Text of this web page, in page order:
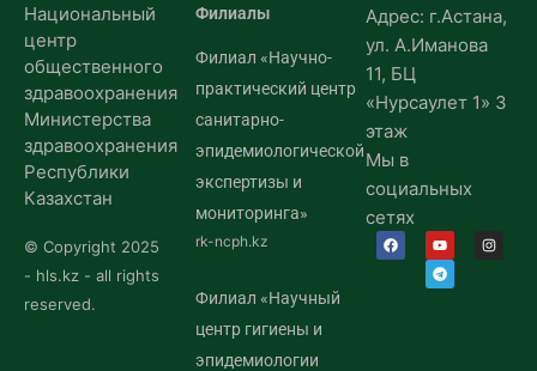
Национальный
центр
общественного
здравоохранения
Министерства
здравоохранения
Республики
Казахстан
© Copyright 2025
- hls.kz - all rights
reserved.
Филиалы
Филиал «Научно-
практический центр
санитарно-
эпидемиологической
экспертизы и
мониторинга»
rk-ncph.kz
Филиал «Научный
центр гигиены и
эпидемиологии
Адрес: г.Астана,
ул. А.Иманова
11, БЦ
«Нурсаулет 1» 3
этаж
Мы в
социальных
сетях